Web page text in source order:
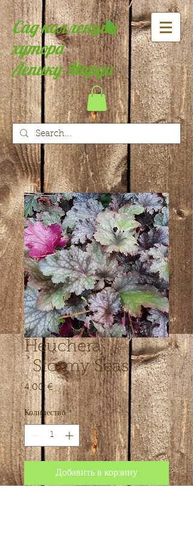
Сад коллекции
хутора
Лепику-Марди
Heuchera
´Stormy Seas ´
4,00 €Цена
Количество *
Добавить в корзину